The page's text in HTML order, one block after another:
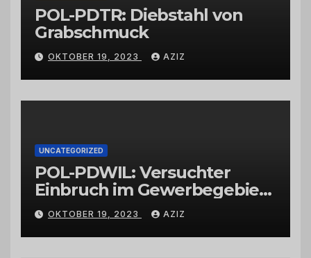
POL-PDTR: Diebstahl von
Grabschmuck
OKTOBER 19, 2023 AZIZ
UNCATEGORIZED
POL-PDWIL: Versuchter
Einbruch im Gewerbegebiet
Wittlich
OKTOBER 19, 2023 AZIZ